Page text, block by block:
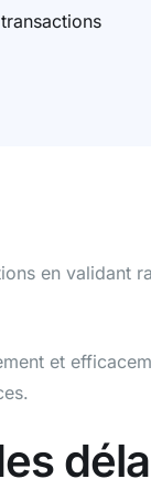
en validant
et